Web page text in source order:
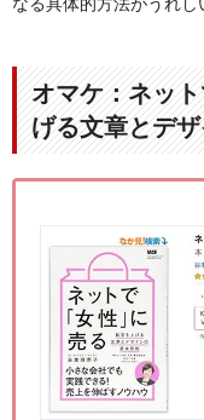
オマケ：ネッ
げる文章とデ